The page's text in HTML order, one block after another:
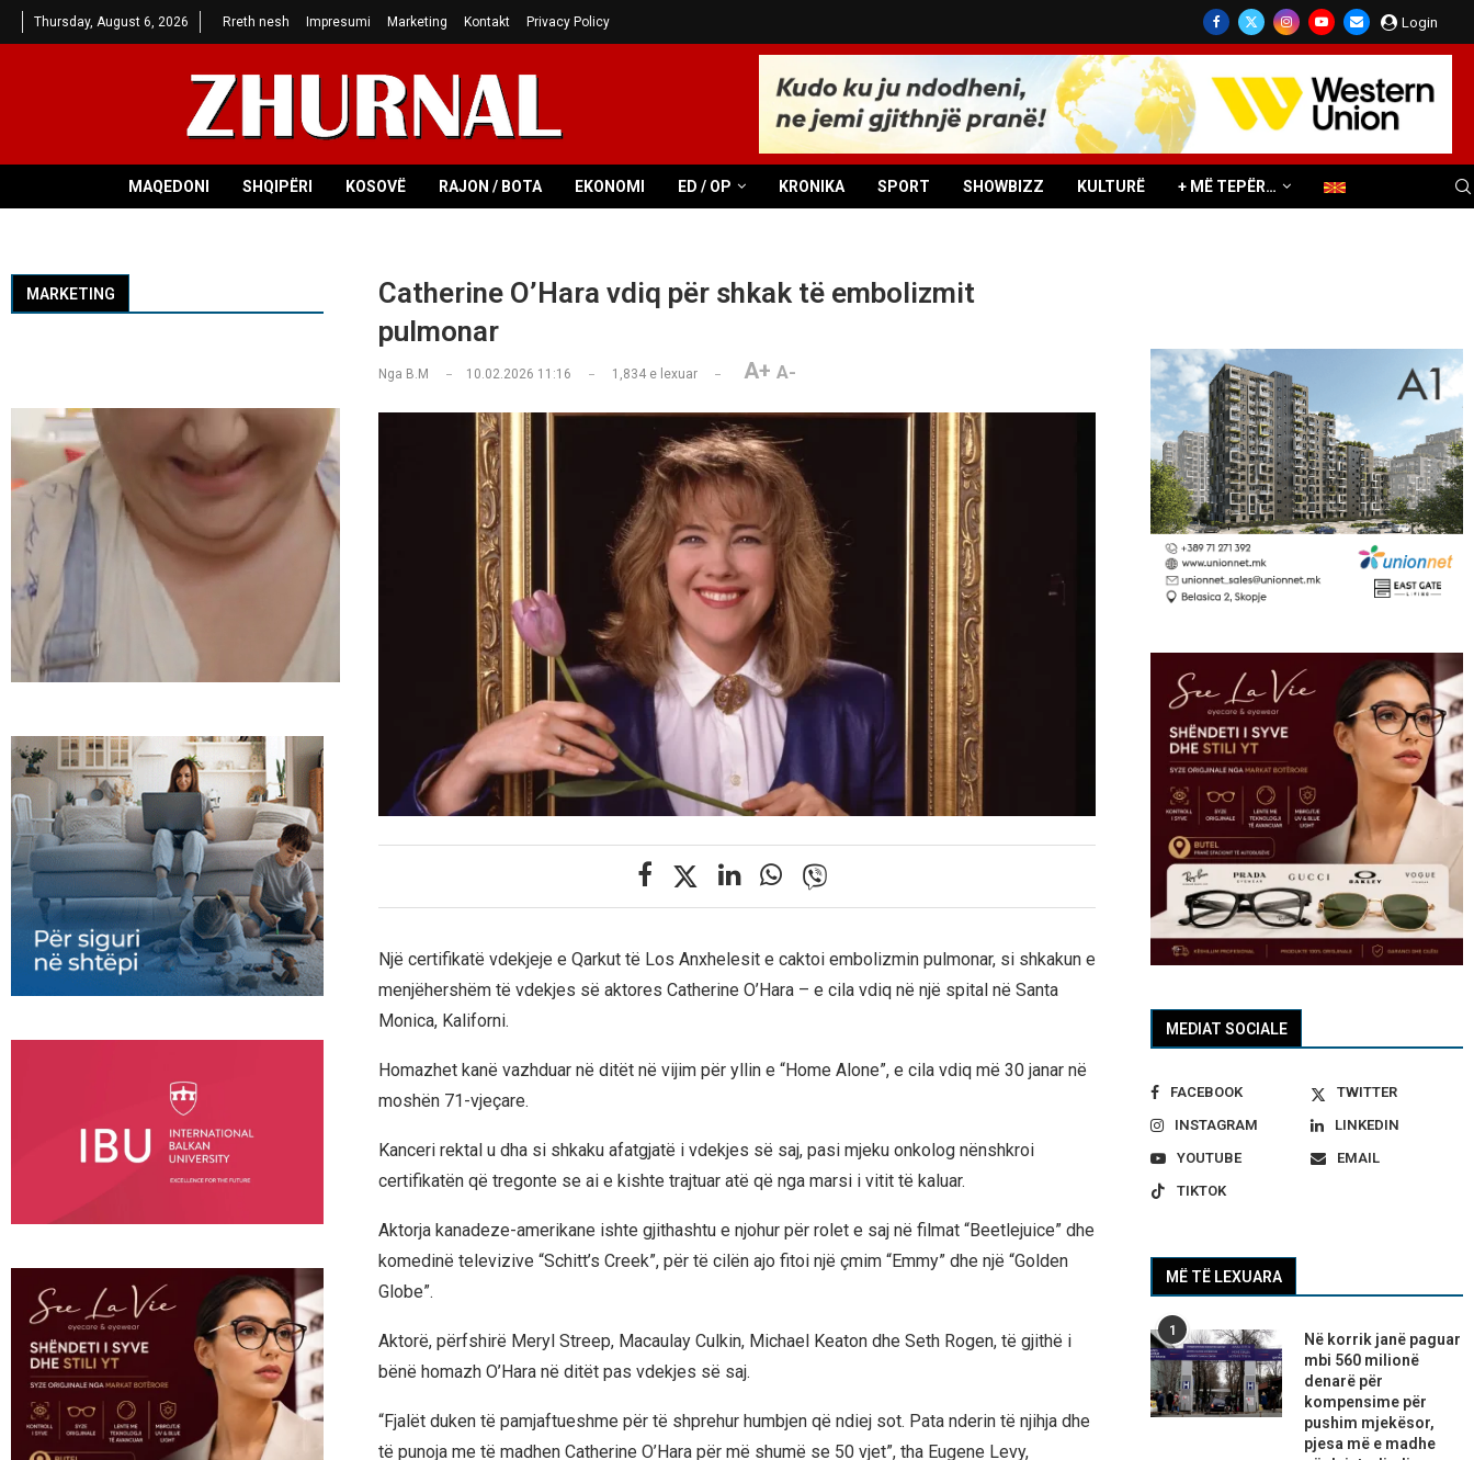
Thursday, August 6, 2026 Rreth nesh Impresumi Marketing Kontakt Privacy Policy Login
MAQEDONI SHQIPËRI KOSOVË RAJON / BOTA EKONOMI ED / OP KRONIKA SPORT SHOWBIZZ KULTURË + MË TEPËR…
Catherine O’Hara vdiq për shkak të embolizmit
pulmonar
Nga B.M 10.02.2026 11:16 1,834e lexuar A+ A-
Një certifikatë vdekjeje e Qarkut të Los Anxhelesit e caktoi embolizmin pulmonar, si shkakun e
menjëhershëm të vdekjes së aktores Catherine O’Hara – e cila vdiq në një spital në Santa
Monica, Kaliforni.
Homazhet kanë vazhduar në ditët në vijim për yllin e “Home Alone”, e cila vdiq më 30 janar në
moshën 71-vjeçare.
Kanceri rektal u dha si shkaku afatgjatë i vdekjes së saj, pasi mjeku onkolog nënshkroi
certifikatën që tregonte se ai e kishte trajtuar atë që nga marsi i vitit të kaluar.
Aktorja kanadeze-amerikane ishte gjithashtu e njohur për rolet e saj në filmat “Beetlejuice” dhe
komedinë televizive “Schitt’s Creek”, për të cilën ajo fitoi një çmim “Emmy” dhe një “Golden
Globe”.
Aktorë, përfshirë Meryl Streep, Macaulay Culkin, Michael Keaton dhe Seth Rogen, të gjithë i
bënë homazh O’Hara në ditët pas vdekjes së saj.
“Fjalët duken të pamjaftueshme për të shprehur humbjen që ndiej sot. Pata nderin të njihja dhe
të punoja me të madhen Catherine O’Hara për më shumë se 50 vjet”, tha Eugene Levy,
MEDIAT SOCIALE
FACEBOOK
TWITTER
INSTAGRAM
LINKEDIN
YOUTUBE
EMAIL
TIKTOK
MË TË LEXUARA
1
Në korrik janë paguar
mbi 560 milionë
denarë për
kompensime për
pushim mjekësor,
pjesa më e madhe
MARKETING